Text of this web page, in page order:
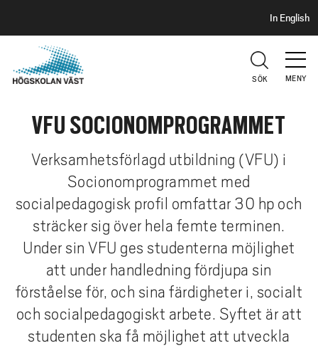
D
H
U
V
In English
MENY
SÖK
VFU SOCIONOMPROGRAMMET
Verksamhetsförlagd utbildning (VFU) i
Socionomprogrammet med
socialpedagogisk profil omfattar 30 hp och
sträcker sig över hela femte terminen.
Under sin VFU ges studenterna möjlighet
att under handledning fördjupa sin
förståelse för, och sina färdigheter i, socialt
och socialpedagogiskt arbete. Syftet är att
studenten ska få möjlighet att utveckla